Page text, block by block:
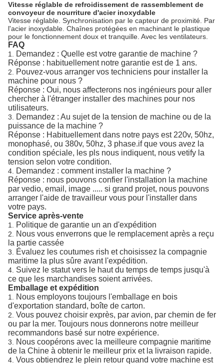
Vitesse réglable de refroidissement de rassemblement de
convoyeur de nourriture d'acier inoxydable
Vitesse réglable. Synchronisation par le capteur de proximité. Par
l'acier inoxydable. Chaînes protégées en machinant le plastique
pour le fonctionnement doux et tranquille. Avec les ventilateurs.
FAQ
1.
Demandez : Quelle est votre garantie de machine ?
Réponse : habituellement notre garantie est de 1 ans.
2.
Pouvez-vous arranger vos techniciens pour installer la
machine pour nous ?
Réponse : Oui, nous affecterons nos ingénieurs pour aller
chercher à l'étranger installer des machines pour nos
utilisateurs.
3.
Demandez : Au sujet de la tension de machine ou de la
puissance de la machine ?
Réponse : Habituellement dans notre pays est 220v, 50hz,
monophasé, ou 380v, 50hz, 3 phase.if que vous avez la
condition spéciale, les pls nous indiquent, nous vetify la
tension selon votre condition.
4.
Demandez : comment installer la machine ?
Réponse : nous pouvons confier l'installation la machine
par vedio, email, image ..... si grand projet, nous pouvons
arranger l'aide de travailleur vous pour l'installer dans
votre pays.
Service après-vente
1. Politique de garantie un an d'expédition
2.
Nous vous enverrons que le remplacement après a reçu
la partie cassée
3.
Évaluez les coutumes rish et choisissez la compagnie
maritime la plus sûre avant l'expédition.
4. Suivez le statut vers le haut du temps de temps jusqu'à
ce que les marchandises soient arrivées.
Emballage et expédition
1.
Nous employons toujours l'emballage en bois
d'exportation standard, boîte de carton.
2. Vous pouvez choisir exprès, par avion, par chemin de fer
ou par la mer. Toujours nous donnerons notre meilleur
recommandons basé sur notre expérience.
3.
Nous coopérons avec la meilleure compagnie maritime
de la Chine à obtenir le meilleur prix et la livraison rapide.
4. Vous obtiendrez le plein retour quand votre machine est